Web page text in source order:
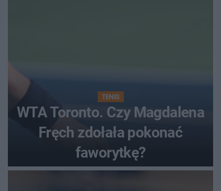
TENIS
WTA Toronto. Czy Magdalena
Fręch zdołała pokonać
faworytkę?